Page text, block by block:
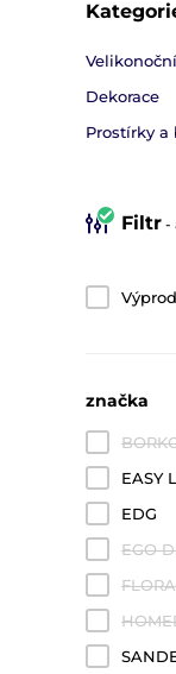
Dekorace
Prostírky a
Filtr -
značka
EASY
EDG
EGO